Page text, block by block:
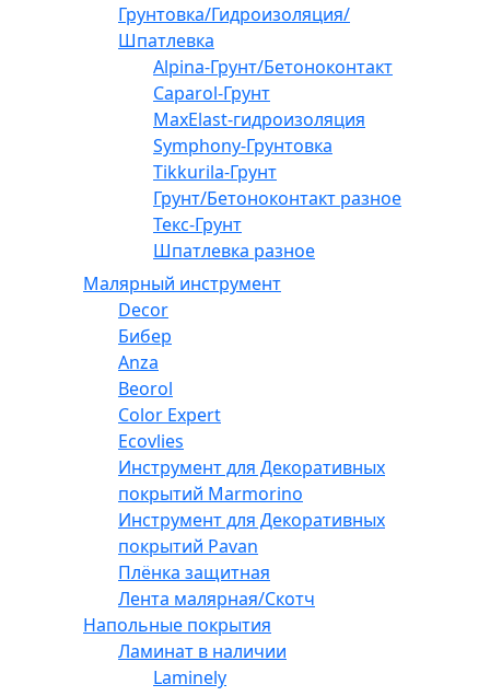
Грунтовка/Гидроизоляция/
Шпатлевка
Alpina-Грунт/Бетоноконтакт
Caparol-Грунт
MaxElast-гидроизоляция
Symphony-Грунтовка
Tikkurila-Грунт
Грунт/Бетоноконтакт разное
Текс-Грунт
Шпатлевка разное
Малярный инструмент
Decor
Бибер
Anza
Beorol
Color Expert
Ecovlies
Инструмент для Декоративных
покрытий Marmorino
Инструмент для Декоративных
покрытий Pavan
Плёнка защитная
Лента малярная/Скотч
Напольные покрытия
Ламинат в наличии
Laminely